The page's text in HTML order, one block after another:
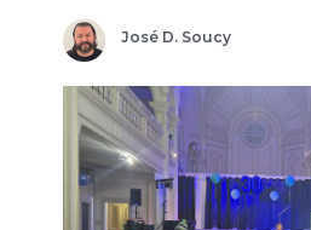
José D. Soucy